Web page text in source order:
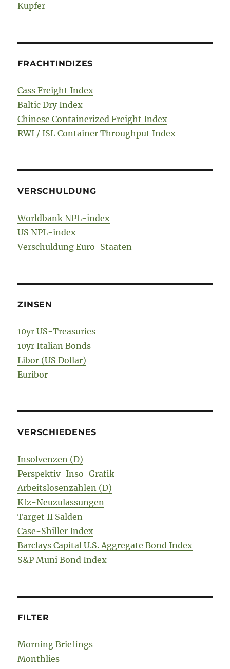
Kupfer
FRACHTINDIZES
Cass Freight Index
Baltic Dry Index
Chinese Containerized Freight Index
RWI / ISL Container Throughput Index
VERSCHULDUNG
Worldbank NPL-index
US NPL-index
Verschuldung Euro-Staaten
ZINSEN
10yr US-Treasuries
10yr Italian Bonds
Libor (US Dollar)
Euribor
VERSCHIEDENES
Insolvenzen (D)
Perspektiv-Inso-Grafik
Arbeitslosenzahlen (D)
Kfz-Neuzulassungen
Target II Salden
Case-Shiller Index
Barclays Capital U.S. Aggregate Bond Index
S&P Muni Bond Index
FILTER
Morning Briefings
Monthlies